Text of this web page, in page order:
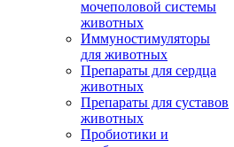
мочеполовой системы
животных
Иммуностимуляторы
для животных
Препараты для сердца
животных
Препараты для суставов
животных
Пробиотики и